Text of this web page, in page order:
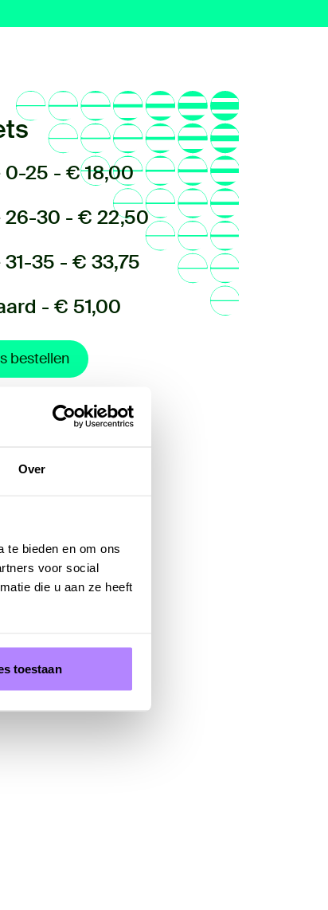
Over
te bieden en om ons
voor social
die u aan ze heeft
toestaan
0-25 - € 18,00
26-30 - € 22,50
31-35 - € 33,75
- € 51,00
bestellen